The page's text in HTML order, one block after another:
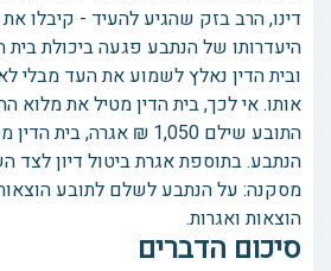
דינו, הרב בזק שהגיע להעיד - קיבלו את
היעדרותו של הנתבע פגעה ביכולת בית
ובית הדין נאלץ לשמוע את העד מבלי
אותו. אי לכך, בית הדין מטיל את מלוא
התובע שילם 1,050 ₪ אגרה,
הנתבע. בתוספת אגרת ביטול דיון לצד השני
הוצאות ואגרות.
סיכום הדברים